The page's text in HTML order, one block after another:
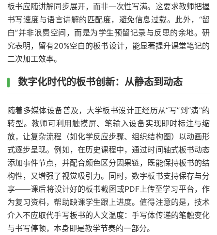
板书应随讲解同步展开，而非一次性写满。这要求教师把握
书写速度与语言讲解的匹配度，避免信息过载。此外，“留
白”并非浪费空间，而是为学生预留记录与反思的余地。研
究表明，留有20%空白的板书设计，能显著提升课堂笔记的
二次加工效率。
数字化时代的板书创新：从静态到动态
随着多媒体设备普及，大学板书设计正经历从“写”到“演”的
转型。教师可利用触摸屏、笔输入设备实现即时标注与缩
放，让复杂流程（如化学反应步骤、组织结构图）以动画形
式逐步呈现。例如，在历史课程中，通过时间轴式板书动态
添加事件节点，并配合颜色区分因果链，既能保持板书的结
构性，又增强了视觉吸引力。同时，数字板书支持保存与分
享——课后将设计好的板书截图或PDF上传至学习平台，作
为复习资料，帮助缺课学生跟上进度。值得注意的是，技术
介入不应取代手写板书的人文温度：手写体传递的笔触变化
与书写停顿，本身即是教学节奏的一部分。